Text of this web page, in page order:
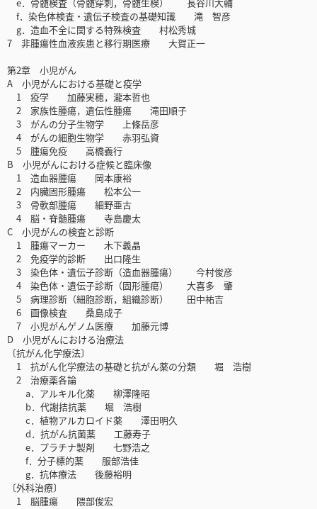
f．染色体検査・遺伝子検査の基礎知識 滝 智彦
g．造血不全に関する特殊検査 村松秀城
7 非腫瘍性血液疾患と移行期医療 大賀正一
第2章 小児がん
A 小児がんにおける基礎と疫学
1 疫学 加藤実穂，瀧本哲也
2 家族性腫瘍，遺伝性腫瘍 滝田順子
3 がんの分子生物学 上條岳彦
4 がんの細胞生物学 赤羽弘資
5 腫瘍免疫 高橋義行
B 小児がんにおける症候と臨床像
1 造血器腫瘍 岡本康裕
2 内臓固形腫瘍 松本公一
3 骨軟部腫瘍 細野亜古
4 脳・脊髄腫瘍 寺島慶太
C 小児がんの検査と診断
1 腫瘍マーカー 木下義晶
2 免疫学的診断 出口隆生
3 染色体・遺伝子診断（造血器腫瘍） 今村俊彦
4 染色体・遺伝子診断（固形腫瘍） 大喜多 肇
5 病理診断（細胞診断，組織診断） 田中祐吉
6 画像検査 桑島成子
7 小児がんゲノム医療 加藤元博
D 小児がんにおける治療法
〔抗がん化学療法〕
1 抗がん化学療法の基礎と抗がん薬の分類 堀 浩樹
2 治療薬各論
a．アルキル化薬 柳澤隆昭
b．代謝拮抗薬 堀 浩樹
c．植物アルカロイド薬 澤田明久
d．抗がん抗菌薬 工藤寿子
e．プラチナ製剤 七野浩之
f．分子標的薬 服部浩佳
g．抗体療法 後藤裕明
〔外科治療〕
1 脳腫瘍 隈部俊宏